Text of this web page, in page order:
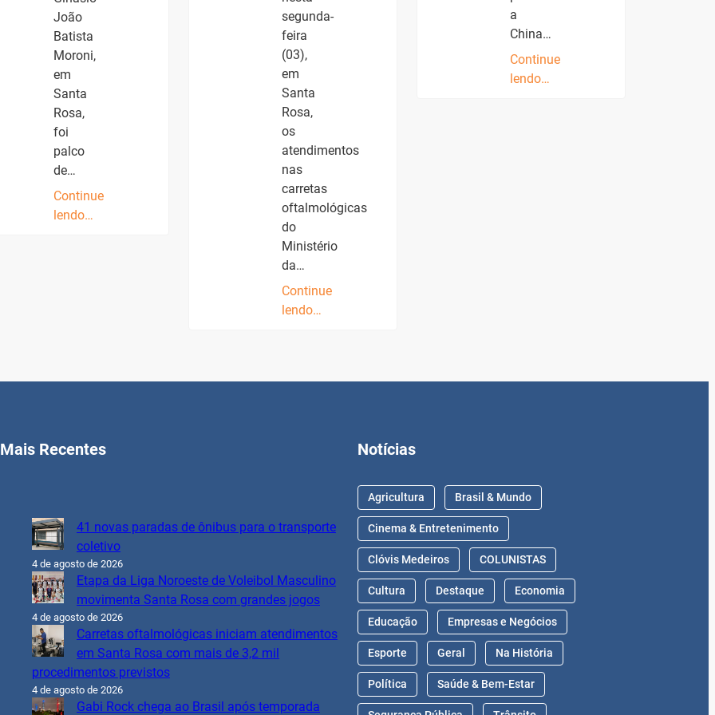
João
Batista
Moroni,
em
Santa
Rosa,
foi
palco
de…
Continue
lendo…
segunda-
feira
(03),
em
Santa
Rosa,
os
atendimentos
nas
carretas
oftalmológicas
do
Ministério
da…
Continue
lendo…
a
China…
Continue
lendo…
Mais Recentes
41 novas paradas de ônibus para o transporte
coletivo
4 de agosto de 2026
Etapa da Liga Noroeste de Voleibol Masculino
movimenta Santa Rosa com grandes jogos
4 de agosto de 2026
Carretas oftalmológicas iniciam atendimentos
em Santa Rosa com mais de 3,2 mil
procedimentos previstos
4 de agosto de 2026
Gabi Rock chega ao Brasil após temporada
Notícias
Agricultura Brasil & Mundo
Cinema & Entretenimento
Clóvis Medeiros COLUNISTAS
Cultura Destaque Economia
Educação Empresas e Negócios
Esporte Geral Na História
Política Saúde & Bem-Estar